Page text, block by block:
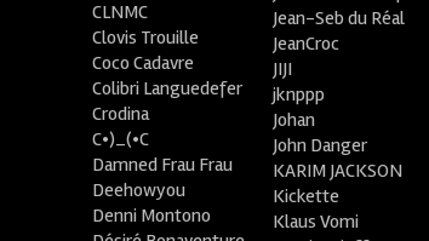
CLNMC
Clovis Trouille
Coco Cadavre
Colibri Languedefer
Crodina
C•)_(•C
Damned Frau Frau
Deehowyou
Denni Montono
Jean-Seb du Réal
JeanCroc
JIJI
jknppp
Johan
John Danger
KARIM JACKSON
Kickette
Klaus Vomi